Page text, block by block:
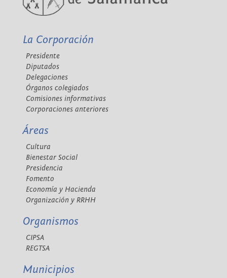
La Corporación
Presidente
Diputados
Delegaciones
Órganos colegiados
Comisiones informativas
Corporaciones anteriores
Áreas
Cultura
Bienestar Social
Presidencia
Fomento
Economía y Hacienda
Organización y RRHH
Organismos
CIPSA
REGTSA
Municipios